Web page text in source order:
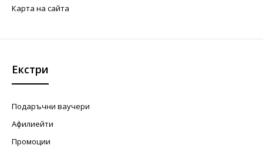
Карта на сайта
Екстри
Подаръчни ваучери
Афилиейти
Промоции